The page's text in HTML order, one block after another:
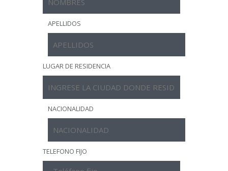
APELLIDOS
LUGAR DE RESIDENCIA
NACIONALIDAD
TELEFONO FIJO